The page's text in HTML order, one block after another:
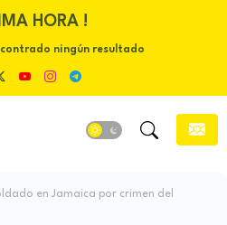
HORA !
ningún resultado
en Jamaica por crimen del